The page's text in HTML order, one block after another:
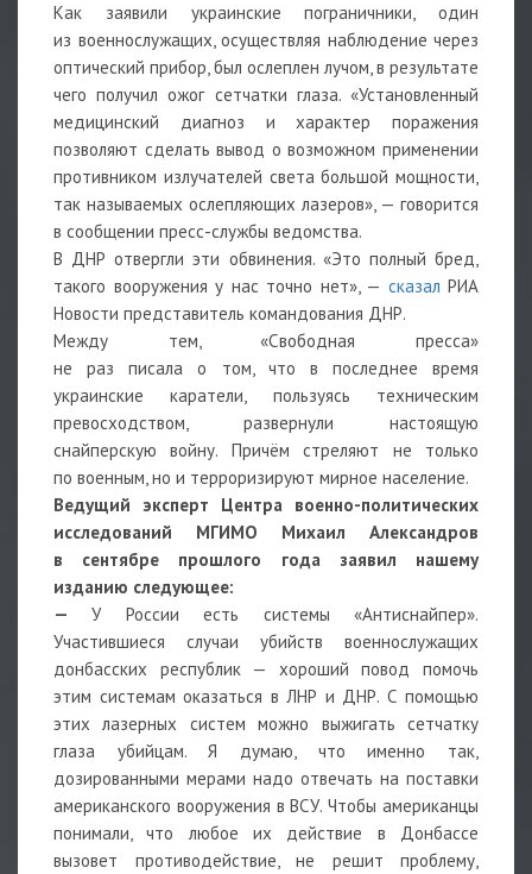
Как заявили украинские пограничники, один
из военнослужащих, осуществляя наблюдение через
оптический прибор, был ослеплен лучом, в результате
чего получил ожог сетчатки глаза. «Установленный
медицинский диагноз и характер поражения
позволяют сделать вывод о возможном применении
противником излучателей света большой мощности,
так называемых ослепляющих лазеров», — говорится
в сообщении пресс-службы ведомства.
В ДНР отвергли эти обвинения. «Это полный бред,
такого вооружения у нас точно нет», — сказал РИА
Новости представитель командования ДНР.
Между тем, «Свободная пресса»
не раз писала о том, что в последнее время
украинские каратели, пользуясь техническим
превосходством, развернули настоящую
снайперскую войну. Причём стреляют не только
по военным, но и терроризируют мирное население.
Ведущий эксперт Центра военно-политических
исследований МГИМО Михаил Александров
в сентябре прошлого года заявил нашему
изданию следующее:
—У России есть системы «Антиснайпер».
Участившиеся случаи убийств военнослужащих
донбасских республик — хороший повод помочь
этим системам оказаться в ЛНР и ДНР. С помощью
этих лазерных систем можно выжигать сетчатку
глаза убийцам. Я думаю, что именно так,
дозированными мерами надо отвечать на поставки
американского вооружения в ВСУ. Чтобы американцы
понимали, что любое их действие в Донбассе
вызовет противодействие, не решит проблему,